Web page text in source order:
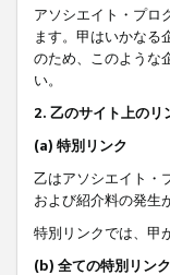
アソシエイト・プロ
ます。甲はいかなる
のため、このような
い。
2. 乙のサイト上のリ
(a) 特別リンク
乙はアソシエイト・
および紹介料の発生
特別リンクでは、甲
(b) 全ての特別リン